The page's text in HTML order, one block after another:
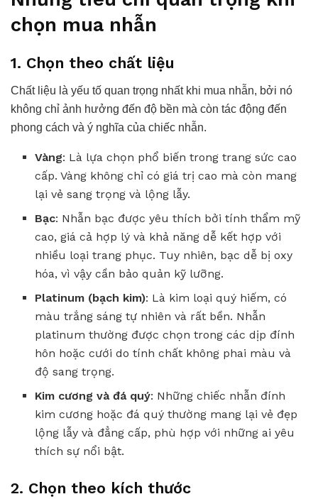
chọn mua nhẫn
1. Chọn theo chất liệu
Chất liệu là yếu tố quan trọng nhất khi mua nhẫn, bởi nó
không chỉ ảnh hưởng đến độ bền mà còn tác động đến
phong cách và ý nghĩa của chiếc nhẫn.
Vàng: Là lựa chọn phổ biến trong trang sức cao
cấp. Vàng không chỉ có giá trị cao mà còn mang
lại vẻ sang trọng và lộng lẫy.
Bạc: Nhẫn bạc được yêu thích bởi tính thẩm mỹ
cao, giá cả hợp lý và khả năng dễ kết hợp với
nhiều loại trang phục. Tuy nhiên, bạc dễ bị oxy
hóa, vì vậy cần bảo quản kỹ lưỡng.
Platinum (bạch kim): Là kim loại quý hiếm, có
màu trắng sáng tự nhiên và rất bền. Nhẫn
platinum thường được chọn trong các dịp đính
hôn hoặc cưới do tính chất không phai màu và
độ sang trọng.
Kim cương và đá quý: Những chiếc nhẫn đính
kim cương hoặc đá quý thường mang lại vẻ đẹp
lộng lẫy và đẳng cấp, phù hợp với những ai yêu
thích sự nổi bật.
2. Chọn theo kích thước